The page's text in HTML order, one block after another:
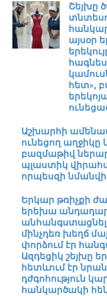
Շեյխը
այսօր
հետ»,
Աշխարհի
ունեցող աղջիկը
բազմաթիվ
պլաստիկ
որպեսզի
Երկար թռիչքի
երեխա անդադար
մինչդեռ խեղճ
փորձում էր
Ազդեցիկ շեյխը
հետևում էր
դժգոհություն
հանկարծակի